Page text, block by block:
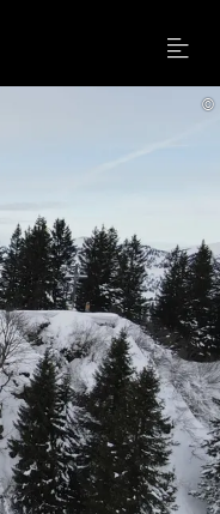
Menu
©